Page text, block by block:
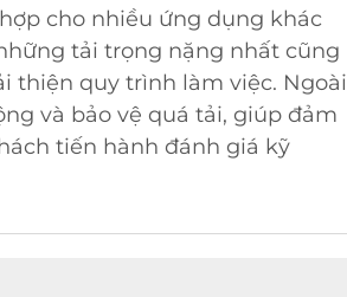
cho nhiều ứng dụng khác
tải trọng nặng nhất cũng
thiện quy trình làm việc. Ngoài
và bảo vệ quá tải, giúp đảm
tiến hành đánh giá kỹ